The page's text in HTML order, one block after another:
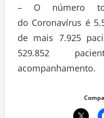
– O número
do Coronavírus é
de mais 7.925
529.852
acompanhamento.